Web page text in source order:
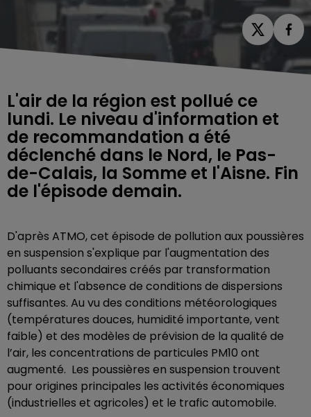
L'air de la région est pollué ce
lundi. Le niveau d'information et
de recommandation a été
déclenché dans le Nord, le Pas-
de-Calais, la Somme et l'Aisne. Fin
de l'épisode demain.
D'après ATMO, cet épisode de pollution aux poussières
en suspension s'explique par l'augmentation des
polluants secondaires créés par transformation
chimique et l'absence de conditions de dispersions
suffisantes. Au vu des conditions météorologiques
(températures douces, humidité importante, vent
faible) et des modèles de prévision de la qualité de
l’air, les concentrations de particules PM10 ont
augmenté. Les poussières en suspension trouvent
pour origines principales les activités économiques
(industrielles et agricoles) et le trafic automobile.